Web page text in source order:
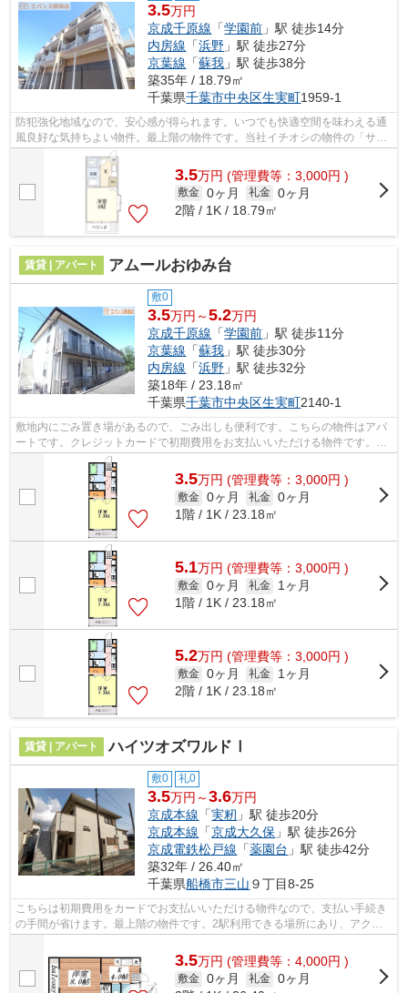
3.5万円
京成千原線 「学園前 」駅 徒歩14分
内房線 「浜野 」駅 徒歩27分
京葉線 「蘇我 」駅 徒歩38分
築35年 / 18.79㎡
千葉県千葉市中央区生実町1959-1
防犯強化地域なので、安心感が得られます。いつでも快適空間を味わえる通
風良好な気持ちよい物件。最上階の物件です。当社イチオシの物件の「サン
ミッシェル」。ぜひ一度ご覧ください...
3.5万円 (管理費等：3,000円 )
敷金 0ヶ月 礼金 0ヶ月
2階 / 1K / 18.79㎡
賃貸 | アパート アムールおゆみ台
敷0
3.5万円～5.2万円
京成千原線 「学園前 」駅 徒歩11分
京葉線 「蘇我 」駅 徒歩30分
内房線 「浜野 」駅 徒歩32分
築18年 / 23.18㎡
千葉県千葉市中央区生実町2140-1
敷地内にごみ置き場があるので、ごみ出しも便利です。こちらの物件はアパ
ートです。クレジットカードで初期費用をお支払いいただける物件です。当
社イチオシの物件の「アムールおゆみ...
3.5万円 (管理費等：3,000円 )
敷金 0ヶ月 礼金 0ヶ月
1階 / 1K / 23.18㎡
5.1万円 (管理費等：3,000円 )
敷金 0ヶ月 礼金
1ヶ月
1階 / 1K / 23.18㎡
5.2万円 (管理費等：3,000円 )
敷金 0ヶ月 礼金
1ヶ月
2階 / 1K / 23.18㎡
賃貸 | アパート ハイツオズワルドⅠ
敷0 礼0
3.5万円～3.6万円
京成本線 「実籾 」駅 徒歩20分
京成本線 「京成大久保 」駅 徒歩26分
京成電鉄松戸線 「薬園台 」駅 徒歩42分
築32年 / 26.40㎡
千葉県船橋市三山 ９丁目8-25
こちらは初期費用をカードでお支払いいただける物件なので、支払い手続き
の手間が省けます。最上階の物件です。2駅利用できる場所にあり、アクセ
スが便利です。通風良好なアパートはい...
3.5万円 (管理費等：4,000円 )
敷金 0ヶ月 礼金 0ヶ月